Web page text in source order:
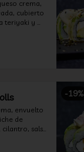
crema,
cubierto
teriyaki y
-19%
envuelto
de
salsa